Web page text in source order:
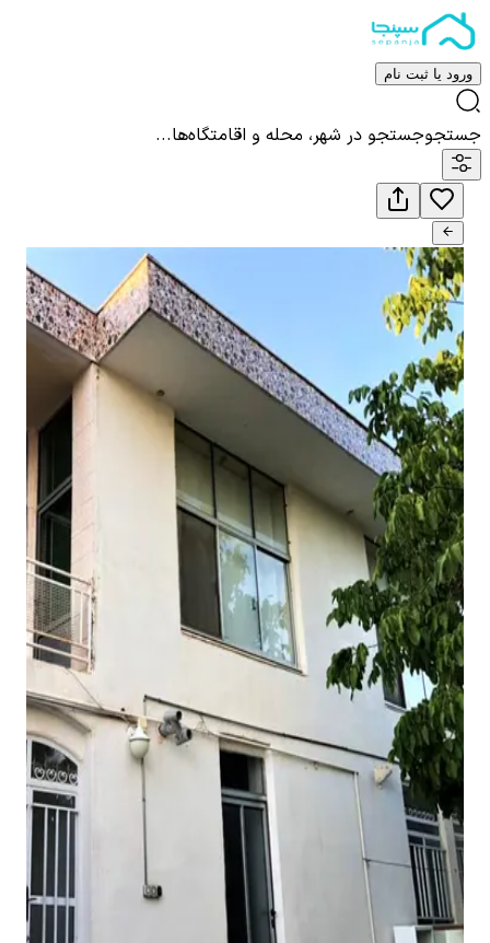
ورود یا ثبت نام
جستجوجستجو در شهر، محله و اقامتگاه‌ها...